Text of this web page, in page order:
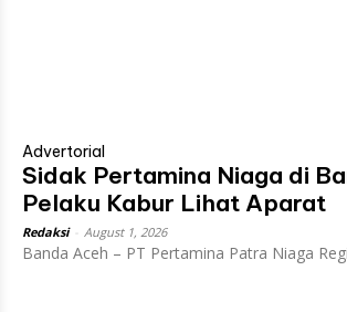
Advertorial
Sidak Pertamina Niaga di
Pelaku Kabur Lihat Aparat
Redaksi August 1, 2026
Banda Aceh – PT Pertamina Patra Niaga